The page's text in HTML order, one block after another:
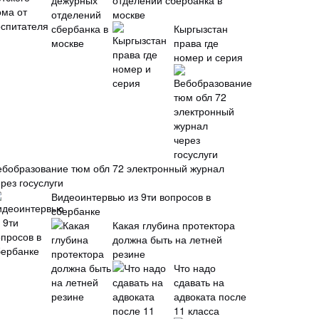
москве
Кыргызстан
права где
номер и серия
тюм обл 72 электронный журнал
госуслуги
Видеоинтервью из 9ти вопросов в
сбербанке
Какая глубина протектора
должна быть на летней
резине
Что надо
сдавать на
адвоката после
11 класса